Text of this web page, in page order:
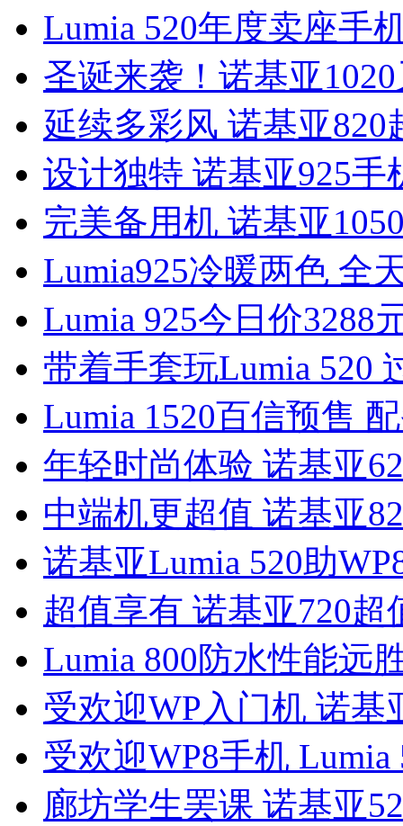
Lumia 520年度卖座手
圣诞来袭！诺基亚
延续多彩风 诺基亚820
设计独特 诺基亚925手
完美备用机 诺基亚
Lumia925冷暖两色 全
Lumia 925今日价3288
带着手套玩Lumia 520
Lumia 1520百信预售
年轻时尚体验 诺基亚
中端机更超值 诺基亚
诺基亚Lumia 520助
超值享有 诺基亚720超
Lumia 800防水性能远
受欢迎WP入门机 诺基
受欢迎WP8手机 Lumia
廊坊学生罢课 诺基亚